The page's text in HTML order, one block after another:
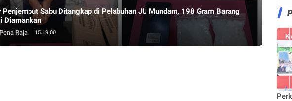
Penjemput Sabu Ditangkap di Pelabuhan JU Mundam, 198 Gram Barang
Diamankan
Raja 15.19.00